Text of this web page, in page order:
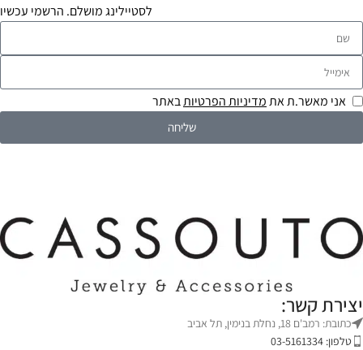
לסטיילינג מושלם. הרשמי עכשיו
אני מאשר.ת אתמדיניות הפרטיותבאתר
שליחה
יצירת קשר:
כתובת: רמב'ם 18, נחלת בנימין, תל אביב
טלפון: 03-5161334